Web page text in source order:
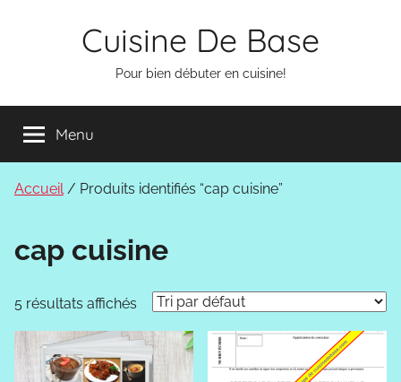
Cuisine De Base
Pour bien débuter en cuisine!
Menu
Accueil/ Produits identifiés “cap cuisine”
cap cuisine
5 résultats affichés